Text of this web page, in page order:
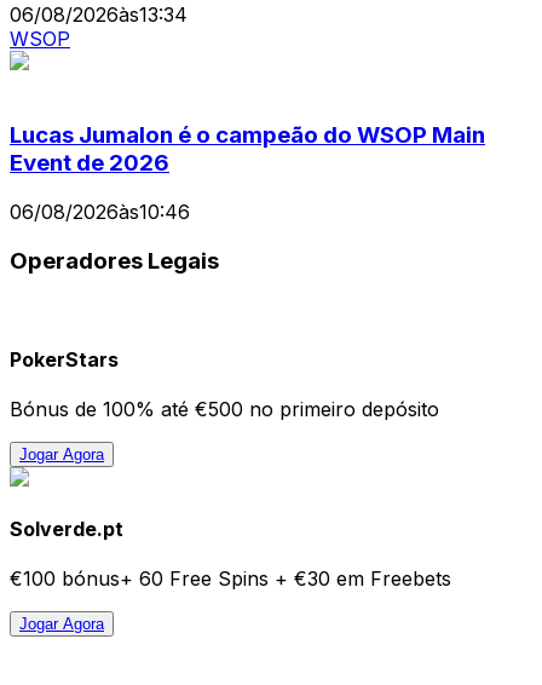
06/08/2026às13:34
WSOP
Lucas Jumalon é o campeão do WSOP Main
Event de 2026
06/08/2026às10:46
Operadores Legais
PokerStars
Bónus de 100% até €500 no primeiro depósito
Jogar Agora
Solverde.pt
€100 bónus+ 60 Free Spins + €30 em Freebets
Jogar Agora